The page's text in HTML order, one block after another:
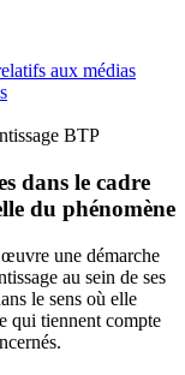
aux médias
BTP
dans le cadre
du phénomène
une démarche
au sein de ses
le sens où elle
qui tiennent compte